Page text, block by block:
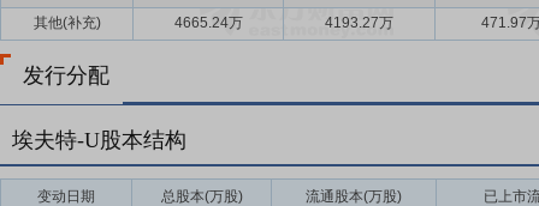
其他(补充)
4665.24万 4193.27万 471.97
发行分配
埃夫特-U股本结构
变动日期 总股本(万股) 流通股本(万股) 已上市